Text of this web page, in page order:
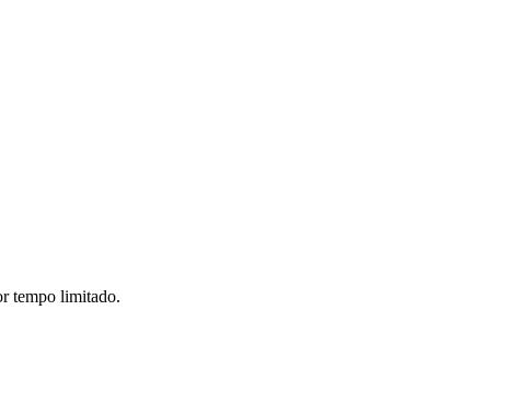
tempo limitado.